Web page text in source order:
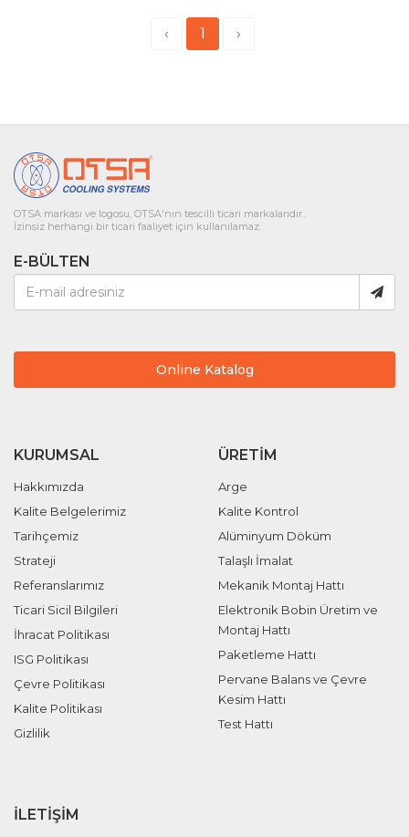
‹ 1 ›
OTSA markası ve logosu, OTSA'nın tescilli ticari markalarıdır..
İzinsiz herhangi bir ticari faaliyet için kullanılamaz.
E-BÜLTEN
Online Katalog
KURUMSAL
Hakkımızda
Kalite Belgelerimiz
Tarihçemiz
Strateji
Referanslarımız
Ticari Sicil Bilgileri
İhracat Politikası
ISG Politikası
Çevre Politikası
Kalite Politikası
Gizlilik
ÜRETIM
Arge
Kalite Kontrol
Alüminyum Döküm
Talaşlı İmalat
Mekanik Montaj Hattı
Elektronik Bobin Üretim ve
Montaj Hattı
Paketleme Hattı
Pervane Balans ve Çevre
Kesim Hattı
Test Hattı
İLETIŞIM